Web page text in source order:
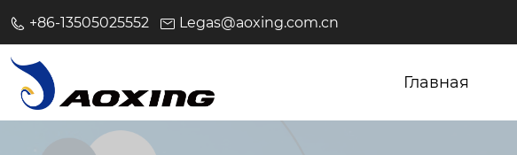
+86-13505025552 Legas@aoxing.com.cn
Главная